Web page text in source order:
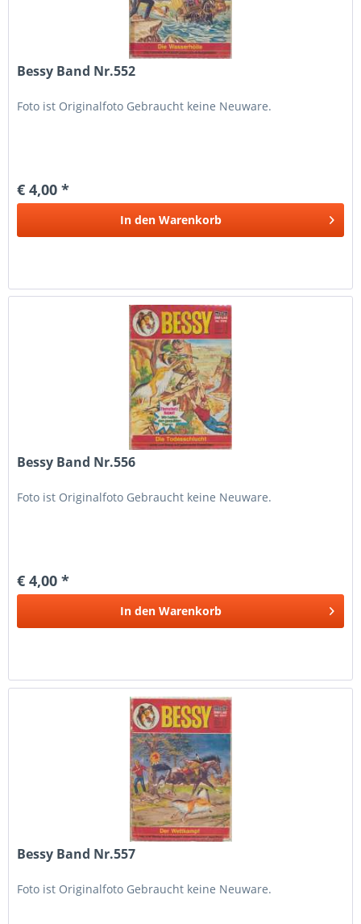
Bessy Band Nr.552
Foto ist Originalfoto Gebraucht keine Neuware.
€ 4,00 *
In den Warenkorb
Bessy Band Nr.556
Foto ist Originalfoto Gebraucht keine Neuware.
€ 4,00 *
In den Warenkorb
Bessy Band Nr.557
Foto ist Originalfoto Gebraucht keine Neuware.